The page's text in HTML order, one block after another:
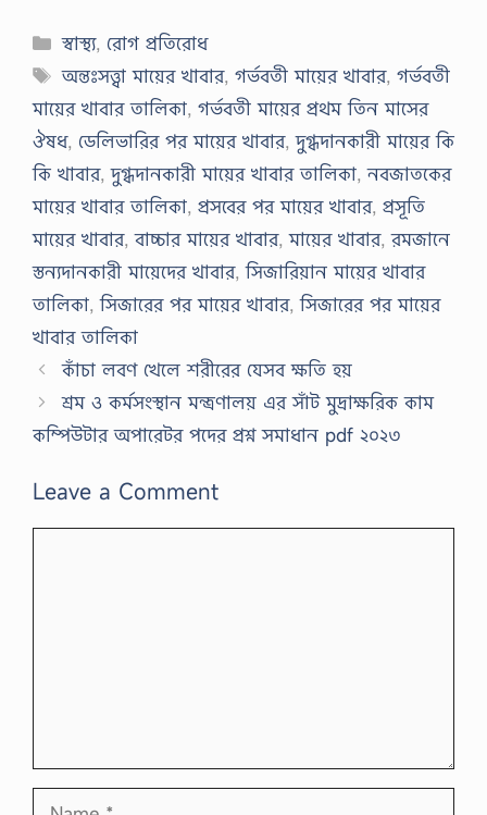
Categories
স্বাস্থ্য, রোগ প্রতিরোধ
Tags
অন্তঃসত্ত্বা মায়ের খাবার,গর্ভবতী মায়ের খাবার,গর্ভবতী
মায়ের খাবার তালিকা, গর্ভবতী মায়ের প্রথম তিন মাসের
ঔষধ, ডেলিভারির পর মায়ের খাবার,দুগ্ধদানকারী মায়ের কি
কি খাবার,দুগ্ধদানকারী মায়ের খাবার তালিকা,নবজাতকের
মায়ের খাবার তালিকা, প্রসবের পর মায়ের খাবার, প্রসূতি
মায়ের খাবার,বাচ্চার মায়ের খাবার,মায়ের খাবার,রমজানে
স্তন্যদানকারী মায়েদের খাবার,সিজারিয়ান মায়ের খাবার
তালিকা,সিজারের পর মায়ের খাবার,সিজারের পর মায়ের
খাবার তালিকা
কাঁচা লবণ খেলে শরীরের যেসব ক্ষতি হয়
শ্রম ও কর্মসংস্থান মন্ত্রণালয় এর সাঁট মুদ্রাক্ষরিক কাম
কম্পিউটার অপারেটর পদের প্রশ্ন সমাধান pdf ২০২৩
Leave a Comment
Name